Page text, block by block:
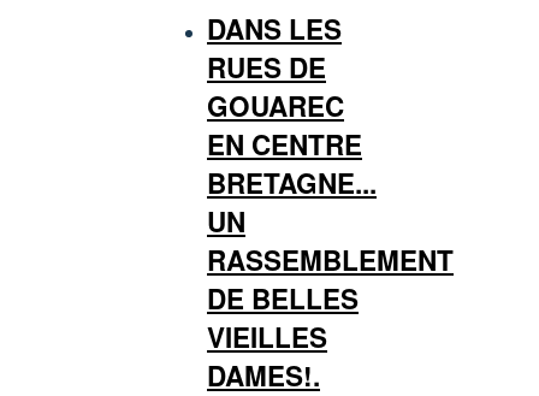
DANS LES
RUES DE
GOUAREC
EN CENTRE
BRETAGNE...
UN
RASSEMBLEMENT
DE BELLES
VIEILLES
DAMES!.